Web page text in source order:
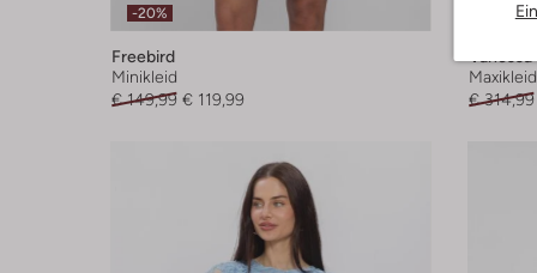
-20%
Freebird
Minikleid
€ 149,99 € 119,99
-30%
Maxikleid
€ 314,99